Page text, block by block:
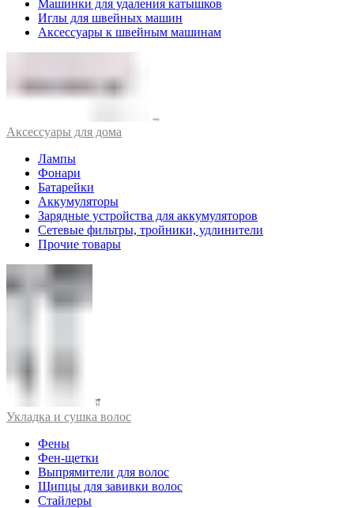
Машинки для удаления катышков
Иглы для швейных машин
Аксессуары к швейным машинам
Аксессуары для дома
Лампы
Фонари
Батарейки
Аккумуляторы
Зарядные устройства для аккумуляторов
Сетевые фильтры, тройники, удлинители
Прочие товары
Укладка и сушка волос
Фены
Фен-щетки
Выпрямители для волос
Щипцы для завивки волос
Стайлеры